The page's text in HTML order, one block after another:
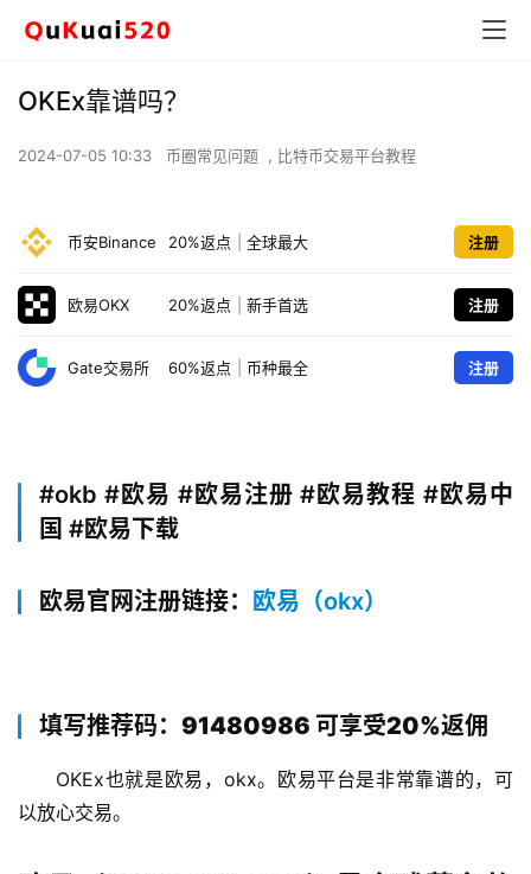
OKEx靠谱吗？
2024-07-05 10:33 币圈常见问题 , 比特币交易平台教程
币安Binance 20%返点 全球最大 注册
欧易OKX 20%返点 新手首选 注册
Gate交易所 60%返点 币种最全 注册
#okb #欧易 #欧易注册 #欧易教程 #欧易中
国 #欧易下载
欧易官网注册链接： 欧易（okx）
填写推荐码：91480986 可享受20%返佣
OKEx也就是欧易，okx。欧易平台是非常靠谱的，可
以放心交易。